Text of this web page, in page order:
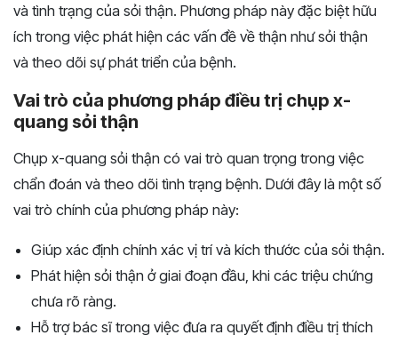
và tình trạng của sỏi thận. Phương pháp này đặc biệt hữu
ích trong việc phát hiện các vấn đề về thận như sỏi thận
và theo dõi sự phát triển của bệnh.
Vai trò của phương pháp điều trị chụp x-
quang sỏi thận
Chụp x-quang sỏi thận có vai trò quan trọng trong việc
chẩn đoán và theo dõi tình trạng bệnh. Dưới đây là một số
vai trò chính của phương pháp này:
Giúp xác định chính xác vị trí và kích thước của sỏi thận.
Phát hiện sỏi thận ở giai đoạn đầu, khi các triệu chứng
chưa rõ ràng.
Hỗ trợ bác sĩ trong việc đưa ra quyết định điều trị thích